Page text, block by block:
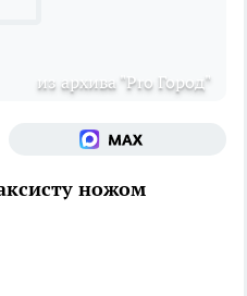
из архива "Pro Город"
ножом